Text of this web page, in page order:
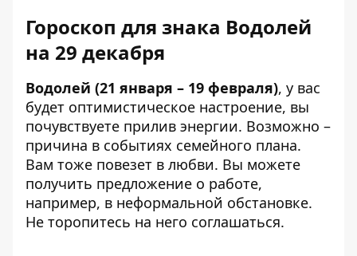
Гороскоп для знака Водолей
на 29 декабря
Водолей (21 января – 19 февраля), у вас
будет оптимистическое настроение, вы
почувствуете прилив энергии. Возможно –
причина в событиях семейного плана.
Вам тоже повезет в любви. Вы можете
получить предложение о работе,
например, в неформальной обстановке.
Не торопитесь на него соглашаться.